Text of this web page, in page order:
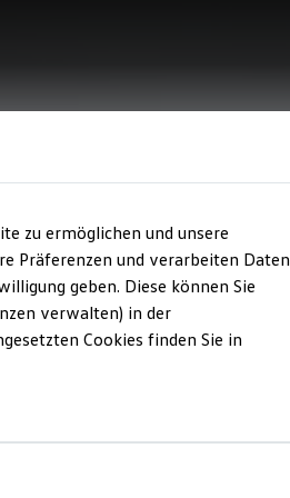
zu ermöglichen und unsere
Präferenzen und verarbeiten Daten
geben. Diese können Sie
verwalten) in der
Cookies finden Sie in